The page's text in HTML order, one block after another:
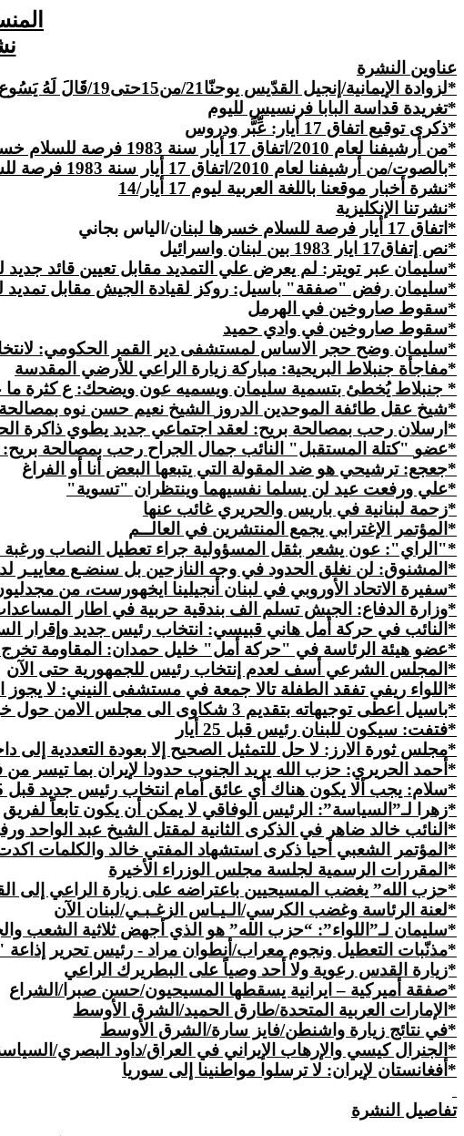
عناوين النشرة
*لزوادة الإيمانية/إنجيل القدّيس يوحنّا21/من15حتى19/
قَالَ لَهُ
*تغريدة قداسة البابا فرنسيس لليوم
*ذكرى توقيع اتفاق 17 أيار: عِّبَّر ودروس
*من أرشيفنا لعام 2010/اتفاق 17 أيار سنة 1983 فرصة للسلام خسرها لبنان/الياس بجاني/17 أيار/14
*بالصوت/من أرشيفنا لعام 2010/اتفاق 17 أيار سنة 1983 فرصة للسلام خسرها لبنان/عناوين أخبار اليوم/الياس بجاني/17 أيار/14
*نشرة أخبار موقعنا باللغة العربية ليوم 17 أيار/14
*نشرتنا الإنكليزية
*اتفاق 17 أيار فرصة للسلام خسرها لبنان
/الياس بجاني
*نص إتفاق17 ايار 1983 بين لبنان واسرائيل
*سليمان عبر تويتر: لم يعرض علي التمديد مقابل تعيين قائد
*سليمان رفض "صفقة" باسيل: روكز لقيادة الجيش مقابل تمديد
*سقوط صاروخين في الهرمل
*سقوط صاروخين في وادي حميد
*سليمان وضح حجر الاساس لمستشفى دير القمر الحكومي:
*مفاجأة جنبلاط البريحية: مباركة زيارة الراعي للأرضي المقدسة
* جنبلاط يُخطئ بتسمية سليمان ويسميه عون ويضحك: ع كثرة ما عم
*شيخ عقل طائفة الموحدين الدروز
الشيخ نعيم حسن نوه بمصالحة
*ارسلان رحب بمصالحة بريح: لعقد اجتماعي جديد يطوي ذاكرة
*عضو "كتلة المستقبل" النائب جمال الجراح رحب بمصالحة
*جعجع: ترشيحي هو ضد المقولة التي يتبعها البعض أنا أو الفراغ
*علي ورفعت عيد لن يسلما نفسيهما وينتظران "تسوية"
*زحمة لبنانية في باريس والحريري غائب عنها
*المؤتمر الإغترابي يجمع المنتشرين في العالــم
*"الراي": عون يشعر بثقل المسؤولية جراء تعطيل النصاب
* المشنوق: لن نغلق الحدود في وجه النازحين بل سنضـع معاييـر
*سفيرة الاتحاد الأوروبي في لبنان أنجيلينا ايخهورست، من
*وزارة الدفاع: الجيش تسلم الف بندقية حربية في اطار
*النائب في حركة أمل هاني قبيسي: انتخاب رئيس جديد وإقرار
*عضو هيئة الرئاسة في "حركة أمل" خليل حمدان: المقاومة تخرج
*المجلس الشرعي أسف لعدم إنتخاب رئيس للجمهورية حتى الآن
*اللواء ريفي تفقد الطفلة تالا جمعة في مستشفى النيني: لا
*باسيل اعطى توجيهاته بتقديم 3 شكاوى الى مجلس الامن حول خروقات اسرائيلية فاضحة للسيادة اللبنانية
*فتفت: سيكون للبنان رئيس قبل 25 أيار
*مجلس ثورة الارز: لا حل للتمثيل الصحيح إلا بعودة التعددية
*أحمد الحريري: حزب الله يريد الجنوب حدودا لإيران بما تيسر من
*سلام: يجب ألا يكون هناك أي عائق أمام انتخاب رئيس جديد قبل 25 أيار إذا بذلت قيادات قوى 14 و8 آذار ما يحتاجه الأمر
*زهرا لـ”السياسة”: الرئيس الوفاقي لا يمكن أن يكون تابعاً لفريق
*النائب خالد ضاهر في الذكرى الثانية لمقتل الشيخ عبد الواحد
*المؤتمر الشعبي أحيا ذكرى استشهاد المفتي خالد والكلمات
*المقررات الرسمية لجلسة مجلس الوزراء الأخيرة
*حزب الله” يغضب المسيحيين باعتراضه على زيارة الراعي إلى
*لعنة الرئاسة وغضب الكرسي/الـيـاس الزغـبـي/لبنان الآن
*سليمان لـ”اللواء”: “حزب الله” هو الذي أجهض ثلاثية الشعب
*مذنّبات التعطيل ونجوم معراب/أنطوان مراد - رئيس تحرير إذاعة
*زيارة القدس رعوية ولا أحد وصياً على البطريرك الراعي
*صفقة أميركية – ايرانية يسقطها المسيحيون/حسن صبرا/الشراع
*الإمارات العربية المتحدة/طارق الحميد/الشرق الأوسط
*في نتائج زيارة واشنطن/فايز سارة/الشرق الأوسط
*الجنرال كيسي والإرهاب الإيراني في العراق/داود البصري/
*أفغانستان لإيران: لا ترسلوا مواطنينا إلى سوريا
تفاصيل النشرة